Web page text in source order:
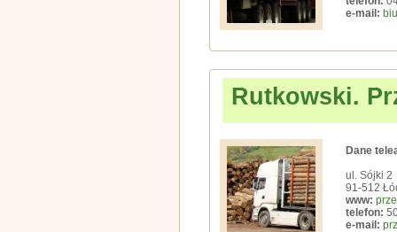
e-mail:
Rutkowski.
Dane
ul. Sójki 2
91-512
www:
telefon:
e-mail: